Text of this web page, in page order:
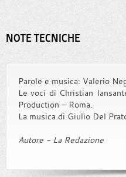
NOTE TECNICHE
Parole e musica: Valerio
Le voci di Christian
Production - Roma.
La musica di Giulio Del
Autore - La Redazione